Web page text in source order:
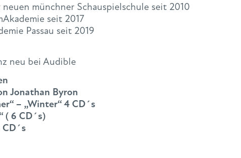
münchner Schauspielschule seit 2010
seit 2017
Passau seit 2019
neu bei Audible
Jonathan Byron
– „Winter“ 4 CD´s
( 6 CD´s)
CD´s